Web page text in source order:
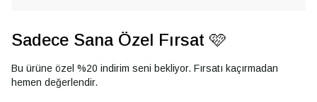
Sadece Sana Özel Fırsat 🩷
Bu ürüne özel %20 indirim seni bekliyor. Fırsatı kaçırmadan
hemen değerlendir.